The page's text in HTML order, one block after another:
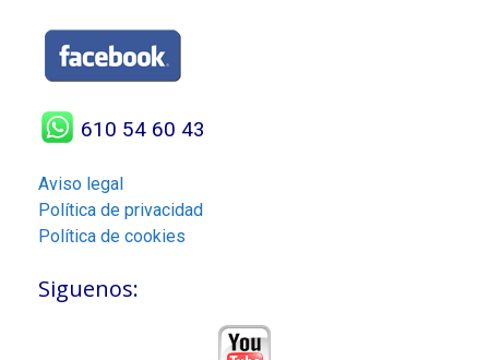
610 54 60 43
Aviso legal
Política de privacidad
Política de cookies
Siguenos: